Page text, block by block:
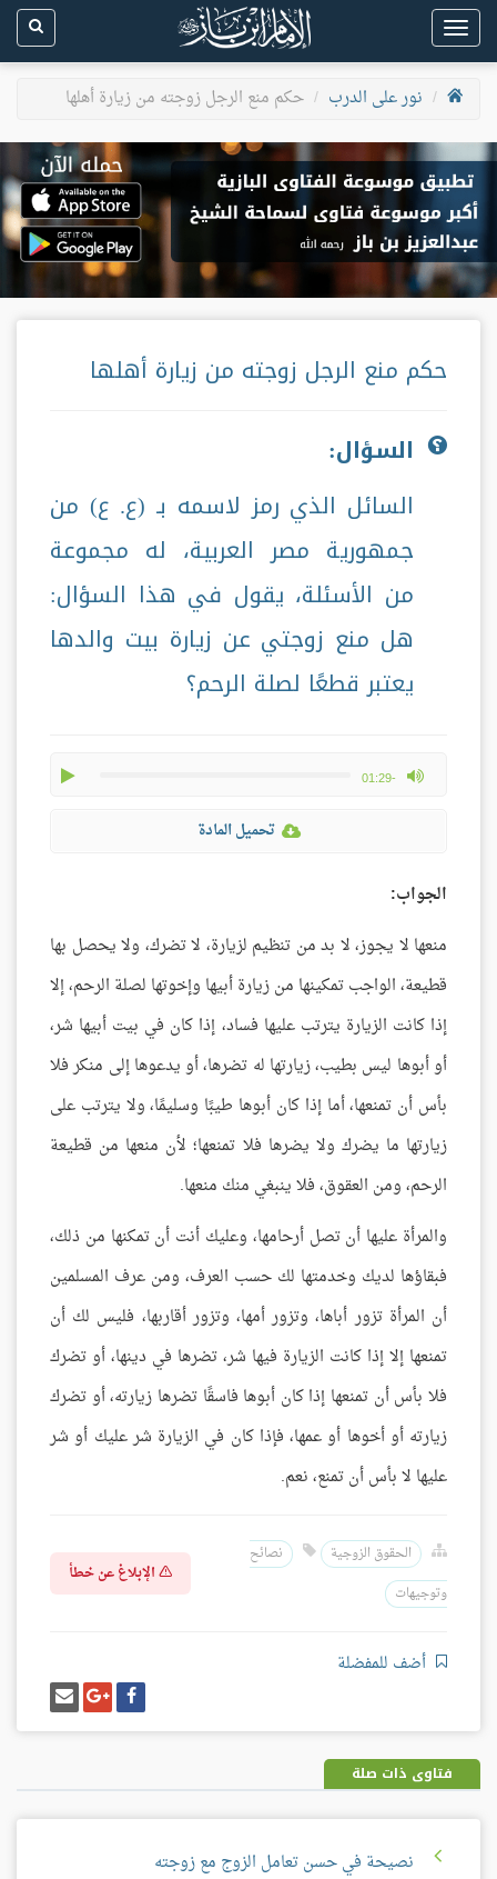
Toggle
navigation
نور على الدرب
حكم منع الرجل زوجته من زيارة أهلها
حكم منع الرجل زوجته من زيارة أهلها
السؤال:
السائل الذي رمز لاسمه بـ (ع. ع) من
جمهورية مصر العربية، له مجموعة
من الأسئلة، يقول في هذا السؤال:
هل منع زوجتي عن زيارة بيت والدها
يعتبر قطعًا لصلة الرحم؟
-01:29
max volume
تحميل المادة
الجواب:
منعها لا يجوز، لا بد من تنظيم لزيارة، لا تضرك، ولا يحصل بها
قطيعة، الواجب تمكينها من زيارة أبيها وإخوتها لصلة الرحم، إلا
إذا كانت الزيارة يترتب عليها فساد، إذا كان في بيت أبيها شر،
أو أبوها ليس بطيب، زيارتها له تضرها، أو يدعوها إلى منكر فلا
بأس أن تمنعها، أما إذا كان أبوها طيبًا وسليمًا، ولا يترتب على
زيارتها ما يضرك ولا يضرها فلا تمنعها؛ لأن منعها من قطيعة
الرحم، ومن العقوق، فلا ينبغي منك منعها.
والمرأة عليها أن تصل أرحامها، وعليك أنت أن تمكنها من ذلك،
فبقاؤها لديك وخدمتها لك حسب العرف، ومن عرف المسلمين
أن المرأة تزور أباها، وتزور أمها، وتزور أقاربها، فليس لك أن
تمنعها إلا إذا كانت الزيارة فيها شر، تضرها في دينها، أو تضرك
فلا بأس أن تمنعها إذا كان أبوها فاسقًا تضرها زيارته، أو تضرك
زيارته أو أخوها أو عمها، فإذا كان في الزيارة شر عليك أو شر
عليها لا بأس أن تمنع، نعم.
الحقوق الزوجية
نصائح
وتوجيهات
الإبلاغ عن خطأ
أضف للمفضلة
شارك
على
فيسبوك
شارك
على
غوغل
بلس
إرسل
إيميل
فتاوى ذات صلة
نصيحة في حسن تعامل الزوج مع زوجته